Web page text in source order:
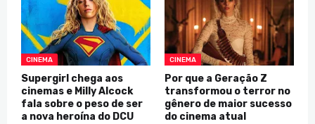
CINEMA
Supergirl chega aos
cinemas e Milly Alcock
fala sobre o peso de ser
a nova heroína do DCU
CINEMA
Por que a Geração Z
transformou o terror no
gênero de maior sucesso
do cinema atual